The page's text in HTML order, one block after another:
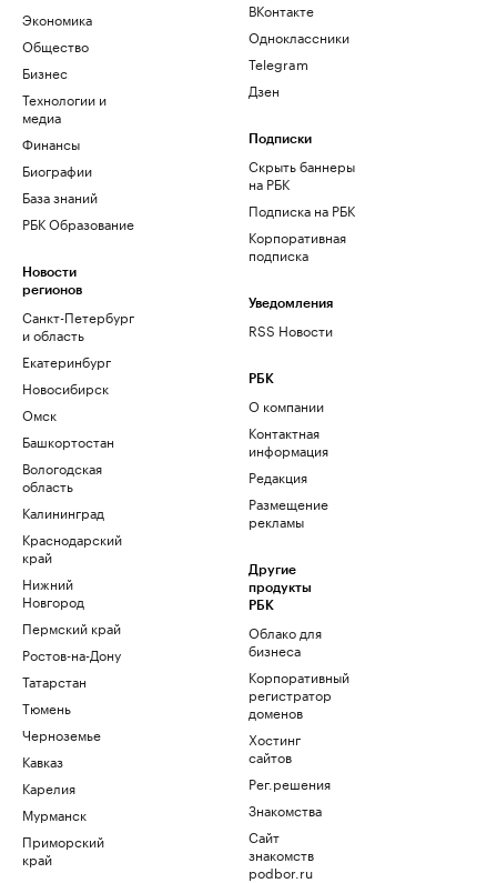
Экономика
Общество
Бизнес
Технологии и
медиа
Финансы
Биографии
База знаний
РБК Образование
Новости
регионов
Санкт-Петербург
и область
Екатеринбург
Новосибирск
Омск
Башкортостан
Вологодская
область
Калининград
Краснодарский
край
Нижний
Новгород
Пермский край
Ростов-на-Дону
Татарстан
Тюмень
Черноземье
Кавказ
Карелия
Мурманск
Приморский
край
ВКонтакте
Одноклассники
Telegram
Дзен
Подписки
Скрыть баннеры
на РБК
Подписка на РБК
Корпоративная
подписка
Уведомления
RSS Новости
РБК
О компании
Контактная
информация
Редакция
Размещение
рекламы
Другие
продукты
РБК
Облако для
бизнеса
Корпоративный
регистратор
доменов
Хостинг
сайтов
Рег.решения
Знакомства
Сайт
знакомств
podbor.ru